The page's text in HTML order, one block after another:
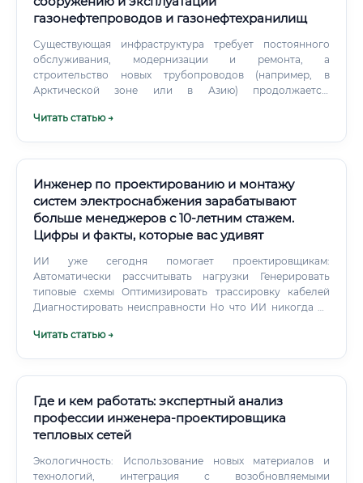
газонефтепроводов и газонефтехранилищ
Существующая инфраструктура требует постоянного
обслуживания, модернизации и ремонта, а
строительство новых трубопроводов (например, в
Арктической зоне или в Азию) продолжается.
профессию. ИИ в проектировании: Будет помогать в
Читать статью →
Инженер по проектированию и монтажу
систем электроснабжения зарабатывают
больше менеджеров с 10-летним стажем.
Цифры и факты, которые вас удивят
ИИ уже сегодня помогает проектировщикам:
Автоматически рассчитывать нагрузки Генерировать
типовые схемы Оптимизировать трассировку кабелей
Диагностировать неисправности Но что ИИ никогда не
— руки специалиста на объекте ⚠️ Принятие решений в
подписанный проект ✅ Вывод: ИИ станет инструментом в
руках специалиста, как AutoCAD пришёл на смену
кульману. Инженеры не исчезли — они стали работать
World Economic Forum, профессия инженера по
автоматизации и управлению системами входит в топ-20
Читать статью →
Где и кем работать: экспертный анализ
профессии инженера-проектировщика
тепловых сетей
Экологичность: Использование новых материалов и
технологий, интеграция с возобновляемыми